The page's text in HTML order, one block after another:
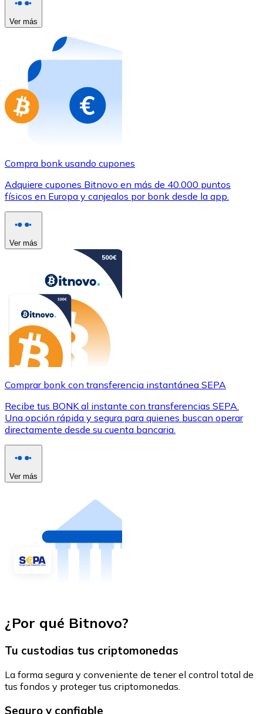
Compra tarjetas regalo de tus marcas favoritas con
Ir a la tienda de tarjetas regalo
Ver más
Compra bonk usando cupones
Adquiere cupones Bitnovo en más de 40.000 puntos
físicos en Europa y canjealos por bonk desde la app.
Ver más
Comprar bonk con transferencia instantánea SEPA
Recibe tus BONK al instante con transferencias SEPA.
Una opción rápida y segura para quienes buscan operar
directamente desde su cuenta bancaria.
Ver más
¿Por qué Bitnovo?
Tu custodias tus criptomonedas
La forma segura y conveniente de tener el control total de
tus fondos y proteger tus criptomonedas.
Seguro y confiable